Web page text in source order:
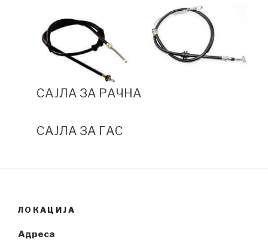
САЈЛА ЗА РАЧНА
САЈЛА ЗА ГАС
ЛОКАЦИЈА
Адреса